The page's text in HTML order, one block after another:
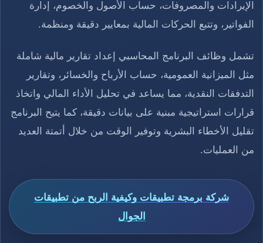
الإيرادات والمصروفات، حساب الأصول والخصوم، إدارة
الفواتير، وتتبع الحركات المالية بمعايير دقيقة ومنظمة.
تشمل وظائف البرنامج المحاسبي إعداد تقارير مالية شاملة
مثل الميزانية العمومية، حساب الأرباح والخسائر، وتقارير
التدفقات النقدية، مما يساعد في تحليل الأداء المالي واتخاذ
قرارات استراتيجية مبنية على بيانات دقيقة، كما يتيح البرنامج
تقليل الأخطاء البشرية وتوفير الوقت من خلال أتمتة العديد
من العمليات.
شركة برمجة تطبيقات وكيفية الربح من تطبيقات
الجوال